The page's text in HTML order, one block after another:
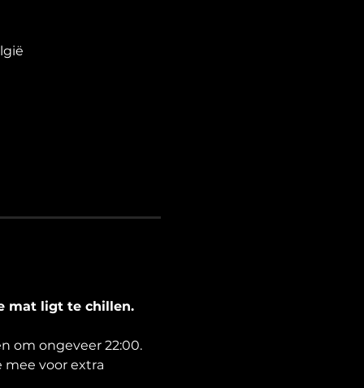
mat ligt te chillen.
om ongeveer 22:00.
mee voor extra